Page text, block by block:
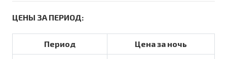
ЦЕНЫ ЗА ПЕРИОД:
Период Цена за ночь